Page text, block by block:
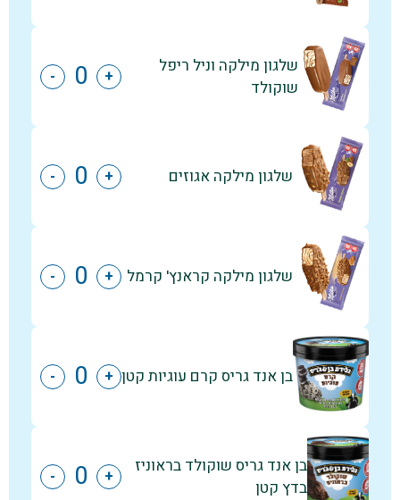
שלגון מילקה וניל ריפל
שוקולד
+
-
שלגון מילקה אגוזים +
-
שלגון מילקה קראנץ' קרמל +
-
בן אנד גריס קרם עוגיות קטן +
-
בן אנד גריס שוקולד בראוניז
בדץ קטן
+
-